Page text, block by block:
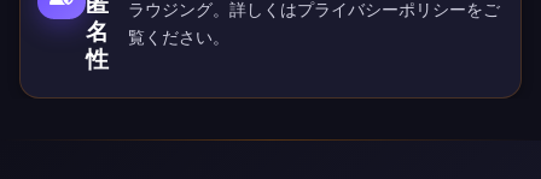
名
性
ラウジング。詳しくはプライバシーポリシーをご
覧ください。